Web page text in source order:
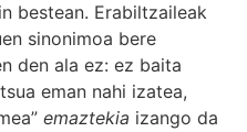
bestean. Erabiltzaileak
sinonimoa bere
den ala ez: ez baita
eman nahi izatea,
emaztekia izango da